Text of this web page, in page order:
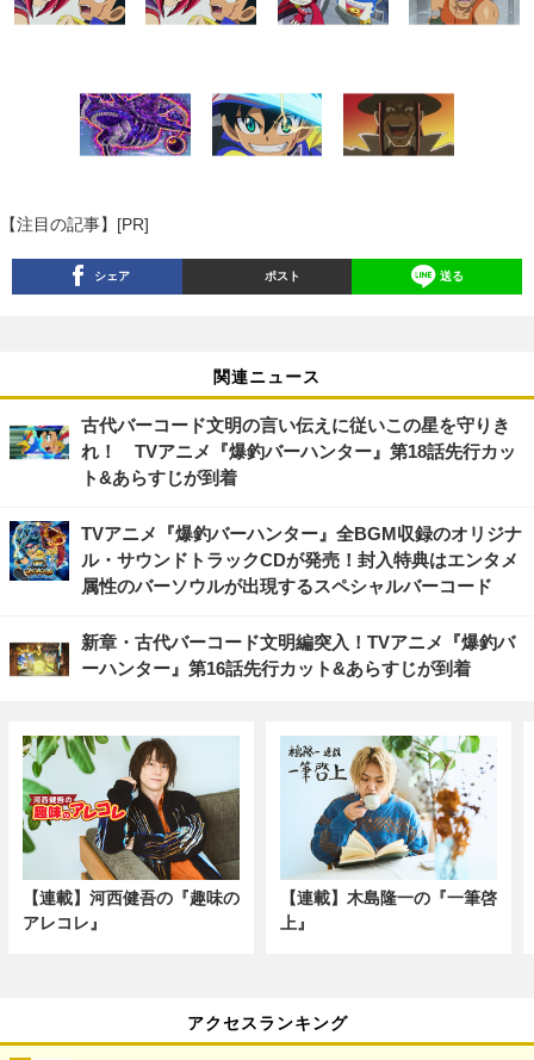
【注目の記事】[PR]
シェア ポスト 送る
関連ニュース
古代バーコード文明の言い伝えに従いこの星を守りき
れ！ TVアニメ『爆釣バーハンター』第18話先行カッ
ト&あらすじが到着
TVアニメ『爆釣バーハンター』全BGM収録のオリジナ
ル・サウンドトラックCDが発売！封入特典はエンタメ
属性のバーソウルが出現するスペシャルバーコード
新章・古代バーコード文明編突入！TVアニメ『爆釣バ
ーハンター』第16話先行カット&あらすじが到着
【連載】河西健吾の『趣味の
アレコレ』
【連載】木島隆一の『一筆啓
上』
アクセスランキング